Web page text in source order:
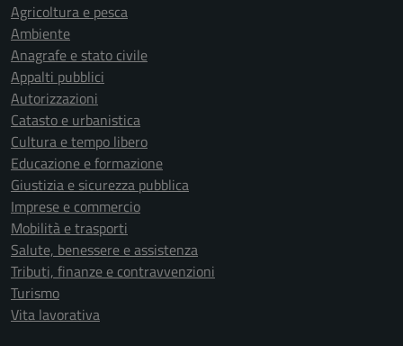
Agricoltura e pesca
Ambiente
Anagrafe e stato civile
Appalti pubblici
Autorizzazioni
Catasto e urbanistica
Cultura e tempo libero
Educazione e formazione
Giustizia e sicurezza pubblica
Imprese e commercio
Mobilità e trasporti
Salute, benessere e assistenza
Tributi, finanze e contravvenzioni
Turismo
Vita lavorativa